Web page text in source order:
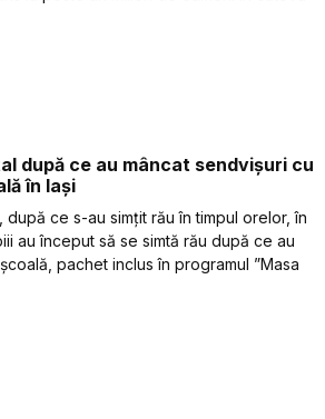
după ce au mâncat sendvișuri cu
în Iași
după ce s-au simțit rău în timpul orelor, în
au început să se simtă rău după ce au
pachet inclus în programul ”Masa